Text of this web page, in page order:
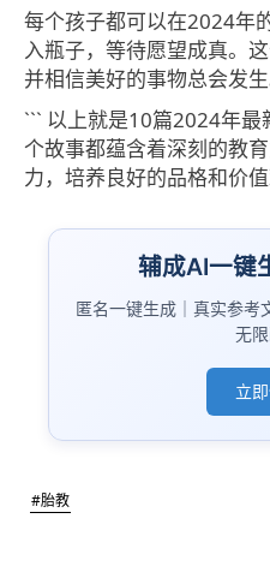
每个孩子都可以在2024年
入瓶子，等待愿望成真。
并相信美好的事物总会发生
``` 以上就是10篇2024年
个故事都蕴含着深刻的教
力，培养良好的品格和价值
辅成AI一键
匿名一键生成｜真实参考
无
立
#胎教